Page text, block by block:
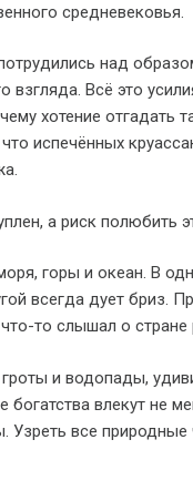
средневековья.
над
Всё это
хотение отгадать
испечённых
а риск полюбить
горы и океан. В
всегда дует бриз.
то слышал о
и водопады,
влекут не
Узреть все